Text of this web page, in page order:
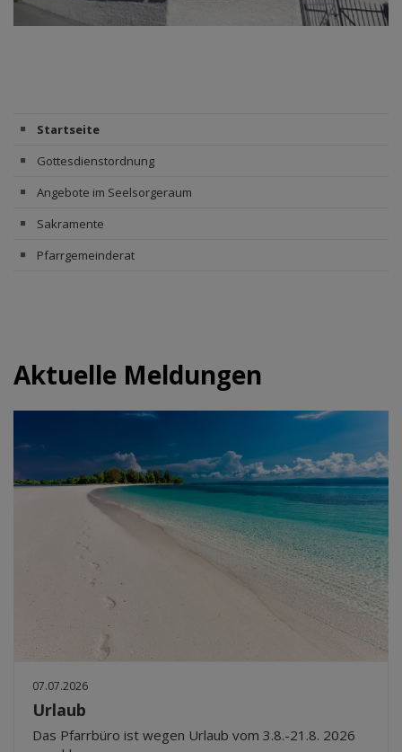
Startseite
Gottesdienstordnung
Angebote im Seelsorgeraum
Sakramente
Pfarrgemeinderat
Aktuelle Meldungen
07.07.2026
Urlaub
Das Pfarrbüro ist wegen Urlaub vom 3.8.-21.8. 2026